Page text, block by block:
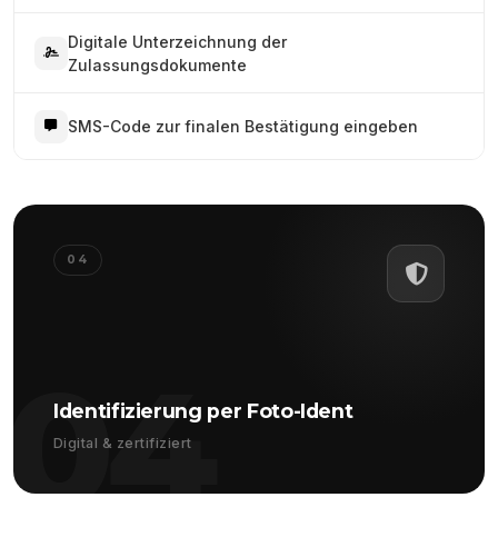
Digitale Unterzeichnung der
Zulassungsdokumente
SMS-Code zur finalen Bestätigung eingeben
04
04
Identifizierung per Foto-Ident
Digital & zertifiziert